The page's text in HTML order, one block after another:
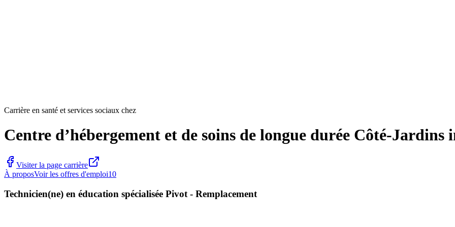
Carrière en santé et services sociaux chez
Centre d’hébergement et de soins de longue durée Côté-Jardins
Visiter la page carrière
À proposVoir les offres d'emploi10
Technicien(ne) en éducation spécialisée Pivot - Remplacement